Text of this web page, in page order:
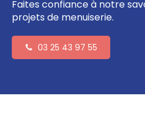
Faites confiance à notre
projets de menuiserie.
03 25 43 97 55